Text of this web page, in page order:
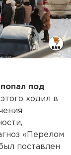
под
ходил в
«Перелом
поставлен